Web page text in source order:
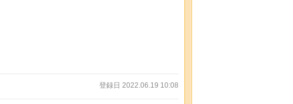
登録日 2022.06.19 10:08